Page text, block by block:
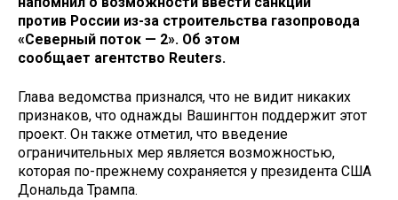
против России из-за строительства газопровода
«Северный поток — 2». Об этом
сообщает агентство Reuters.
Глава ведомства признался, что не видит никаких
признаков, что однажды Вашингтон поддержит этот
проект. Он также отметил, что введение
ограничительных мер является возможностью,
которая по-прежнему сохраняется у президента США
Дональда Трампа.